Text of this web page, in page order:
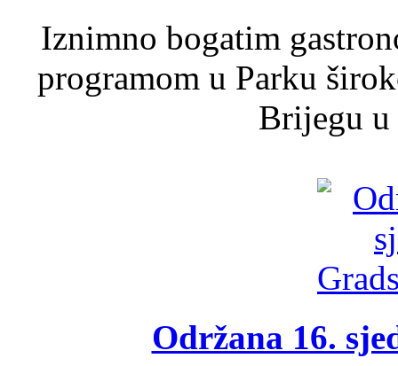
Iznimno bogatim
programom u Parku
Brijegu u
Održana 16.